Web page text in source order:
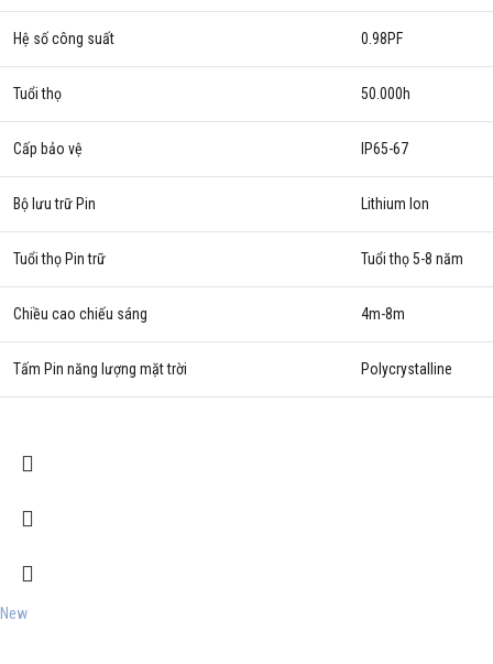
Hệ số công suất 0.98PF
Tuổi thọ 50.000h
Cấp bảo vệ IP65-67
Bộ lưu trữ Pin Lithium Ion
Tuổi thọ Pin trữ Tuổi thọ 5-8 năm
Chiều cao chiếu sáng 4m-8m
Tấm Pin năng lượng mặt trời Polycrystalline
New